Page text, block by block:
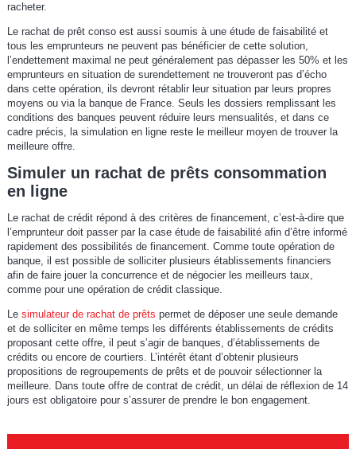
racheter.
Le rachat de prêt conso est aussi soumis à une étude de faisabilité et
tous les emprunteurs ne peuvent pas bénéficier de cette solution,
l’endettement maximal ne peut généralement pas dépasser les 50% et les
emprunteurs en situation de surendettement ne trouveront pas d’écho
dans cette opération, ils devront rétablir leur situation par leurs propres
moyens ou via la banque de France. Seuls les dossiers remplissant les
conditions des banques peuvent réduire leurs mensualités, et dans ce
cadre précis, la simulation en ligne reste le meilleur moyen de trouver la
meilleure offre.
Simuler un rachat de prêts consommation
en ligne
Le rachat de crédit répond à des critères de financement, c’est-à-dire que
l’emprunteur doit passer par la case étude de faisabilité afin d’être informé
rapidement des possibilités de financement. Comme toute opération de
banque, il est possible de solliciter plusieurs établissements financiers
afin de faire jouer la concurrence et de négocier les meilleurs taux,
comme pour une opération de crédit classique.
Le simulateur de rachat de prêts permet de déposer une seule demande
et de solliciter en même temps les différents établissements de crédits
proposant cette offre, il peut s’agir de banques, d’établissements de
crédits ou encore de courtiers. L’intérêt étant d’obtenir plusieurs
propositions de regroupements de prêts et de pouvoir sélectionner la
meilleure. Dans toute offre de contrat de crédit, un délai de réflexion de 14
jours est obligatoire pour s’assurer de prendre le bon engagement.